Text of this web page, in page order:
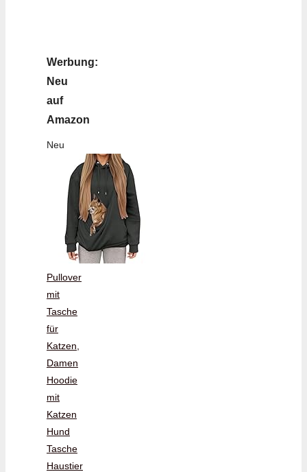
Werbung:
Neu
auf
Amazon
Neu
Pullover
mit
Tasche
für
Katzen,
Damen
Hoodie
mit
Katzen
Hund
Tasche
Haustier